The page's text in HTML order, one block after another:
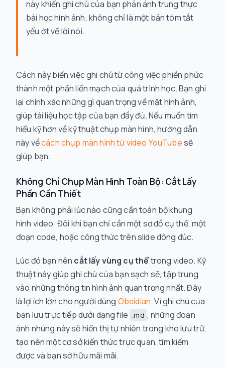
này khiến ghi chú của bạn phản ánh trung thực
bài học hình ảnh, không chỉ là một bản tóm tắt
yếu ớt về lời nói.
Cách này biến việc ghi chú từ công việc phiền phức
thành một phần liền mạch của quá trình học. Bạn ghi
lại chính xác những gì quan trọng về mặt hình ảnh,
giúp tài liệu học tập của bạn đầy đủ. Nếu muốn tìm
hiểu kỹ hơn về kỹ thuật chụp màn hình, hướng dẫn
này vềcách chụp màn hình từ video YouTubesẽ
giúp bạn.
Không Chỉ Chụp Màn Hình Toàn Bộ: Cắt Lấy
Phần Cần Thiết
Bạn không phải lúc nào cũng cần toàn bộ khung
hình video. Đôi khi bạn chỉ cần một sơ đồ cụ thể, một
đoạn code, hoặc công thức trên slide đông đúc.
Lúc đó bạn nên cắt lấy vùng cụ thểtrong video. Kỹ
thuật này giúp ghi chú của bạn sạch sẽ, tập trung
vào những thông tin hình ảnh quan trọng nhất. Đây
là lợi ích lớn cho người dùng Obsidian. Vì ghi chú của
bạn lưu trực tiếp dưới dạng file .md , những đoạn
ảnh nhúng này sẽ hiển thị tự nhiên trong kho lưu trữ,
tạo nên một cơ sở kiến thức trực quan, tìm kiếm
được và bạn sở hữu mãi mãi.